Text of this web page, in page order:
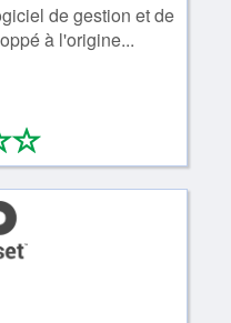
de gestion et de
à l'origine...
**
0/4